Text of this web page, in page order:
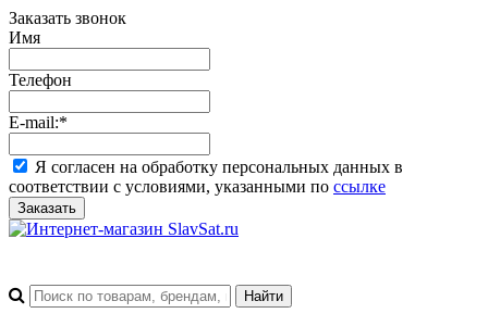
Заказать звонок
Имя
Телефон
E-mail:*
Я согласен на обработку персональных данных в
соответствии с условиями, указанными по ссылке
Заказать